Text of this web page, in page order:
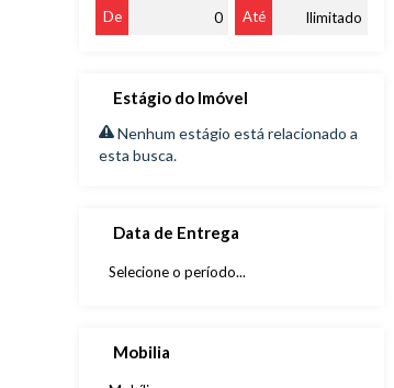
De Até
Estágio do Imóvel
Nenhum estágio está relacionado a
esta busca.
Data de Entrega
Mobilia